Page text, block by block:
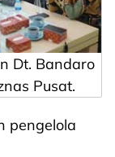
Dt. Bandaro
Pusat.
pengelola